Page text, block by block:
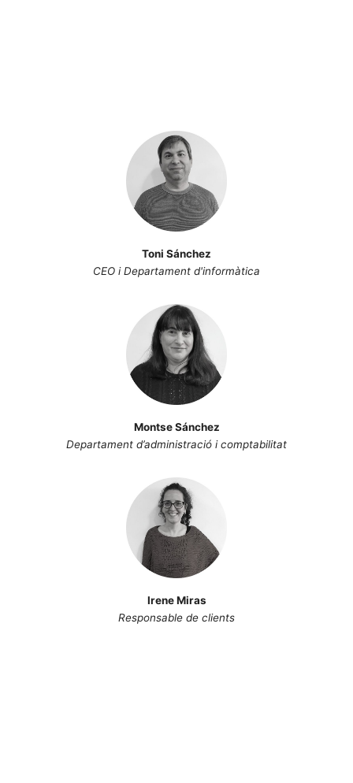
Toni Sánchez
CEO i Departament d'informàtica
Montse Sánchez
Departament d’administració i comptabilitat
Irene Miras
Responsable de clients